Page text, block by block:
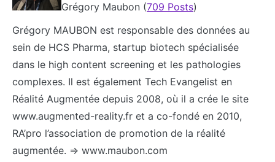
Grégory Maubon (709 Posts)
Grégory MAUBON est responsable des données au
sein de HCS Pharma, startup biotech spécialisée
dans le high content screening et les pathologies
complexes. Il est également Tech Evangelist en
Réalité Augmentée depuis 2008, où il a crée le site
www.augmented-reality.fr et a co-fondé en 2010,
RA’pro l’association de promotion de la réalité
augmentée. => www.maubon.com